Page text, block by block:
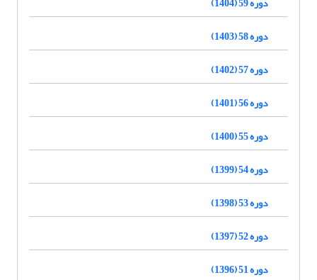
دوره 58 (1403)
دوره 57 (1402)
دوره 56 (1401)
دوره 55 (1400)
دوره 54 (1399)
دوره 53 (1398)
دوره 52 (1397)
دوره 51 (1396)